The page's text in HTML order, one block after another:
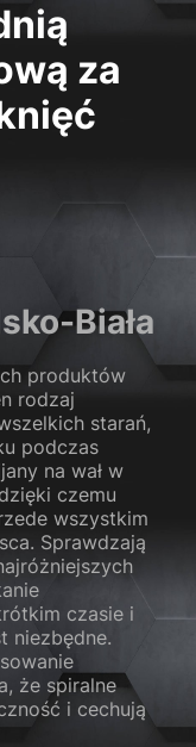
za
Biała
produktów
rodzaj
starań,
podczas
na wał w
czemu
wszystkim
Sprawdzają
czasie i
niezbędne.
że spiralne
i cechują